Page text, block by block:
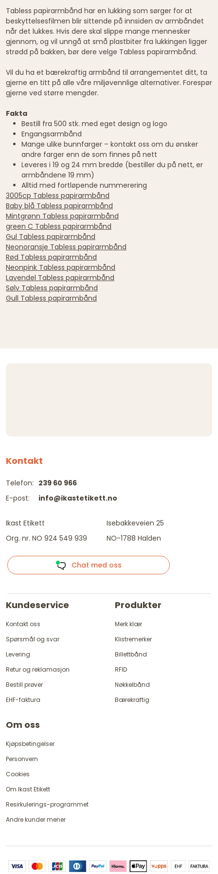
Tabless papirarmbånd har en lukking som sørger for at
beskyttelsesfilmen blir sittende på innsiden av armbåndet
når det lukkes. Hvis dere skal slippe mange mennesker
gjennom, og vil unngå at små plastbiter fra lukkingen ligger
strødd på bakken, bør dere velge Tabless papirarmbånd.
Vil du ha et bærekraftig armbånd til arrangementet ditt, ta
gjerne en titt på alle våre miljøvennlige alternativer. Forespør
gjerne ved større mengder.
Fakta
Bestill fra 500 stk. med eget design og logo
Engangsarmbånd
Mange ulike bunnfarger – kontakt oss om du ønsker
andre farger enn de som finnes på nett
Leveres i 19 og 24 mm bredde (bestiller du på nett, er
armbåndene 19 mm)
Alltid med fortløpende nummerering
3005cp Tabless papirarmbånd
Baby blå Tabless papirarmbånd
Mintgrønn Tabless papirarmbånd
green C Tabless papirarmbånd
Gul Tabless papirarmbånd
Neonoransje Tabless papirarmbånd
Rød Tabless papirarmbånd
Neonpink Tabless papirarmbånd
Lavendel Tabless papirarmbånd
Sølv Tabless papirarmbånd
Gull Tabless papirarmbånd
Kontakt
Telefon:
E-post:
239 60 966
info@ikastetikett.no
Ikast Etikett
Org. nr. NO 924 549 939
Isebakkeveien 25
NO-1788 Halden
Chat med oss
Kundeservice
Kontakt oss
Spørsmål og svar
Levering
Retur og reklamasjon
Bestill prøver
EHF-faktura
Produkter
Merk klær
Klistremerker
Billettbånd
RFID
Nøkkelbånd
Bærekraftig
Om oss
Kjøpsbetingelser
Personvern
Cookies
Om Ikast Etikett
Resirkulerings-programmet
Andre kunder mener